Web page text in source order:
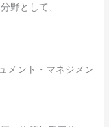
野として、
メント・マネジメン